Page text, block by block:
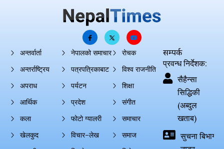
अन्तर्वार्ता
अन्तर्राष्ट्रिय
अपराध
आर्थिक
कला
खेलकुद
नेपालको समाचार
पत्रपत्रिकाबाट
पर्यटन
प्रदेश
फोटो ग्यालरी
विचार–लेख
रोचक
विश्व राजनीति
शिक्षा
संगीत
समाचार
समाज
सम्पर्क
प्रवन्ध निर्देशक:
सैहैन्सा
सिद्धिकी
(अब्दुल
खताब)
सुचना बिभाग